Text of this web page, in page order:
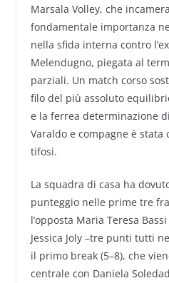
Marsala Volley, che
fondamentale importanza
nella sfida interna contro
Melendugno, piegata al
parziali. Un match corso
filo del più assoluto
e la ferrea determinazione
Varaldo e compagne è
tifosi.
La squadra di casa ha
punteggio nelle prime tre
l’opposta Maria Teresa
Jessica Joly –tre punti tutti
il primo break (5–8), che
centrale con Daniela